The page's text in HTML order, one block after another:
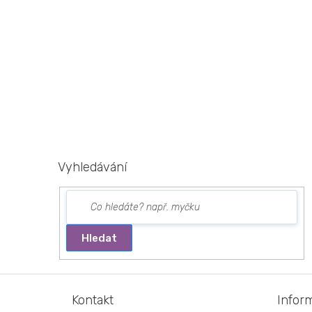
Vyhledávání
Hledat
Kontakt